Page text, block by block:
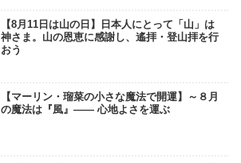
【8月11日は山の日】日本人にとって「山」は
神さま。山の恩恵に感謝し、遙拝・登山拝を行
おう
【マーリン・瑠菜の小さな魔法で開運】～８月
の魔法は『風』―― 心地よさを運ぶ